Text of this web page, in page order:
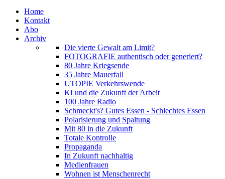
Home
Kontakt
Abo
Archiv
Die vierte Gewalt am Limit?
FOTOGRAFIE authentisch oder generiert?
80 Jahre Kriegsende
35 Jahre Mauerfall
UTOPIE Verkehrswende
KI und die Zukunft der Arbeit
100 Jahre Radio
Schmeckt's? Gutes Essen - Schlechtes Essen
Polarisierung und Spaltung
Mit 80 in die Zukunft
Totale Kontrolle
Propaganda
In Zukunft nachhaltig
Medienfrauen
Wohnen ist Menschenrecht